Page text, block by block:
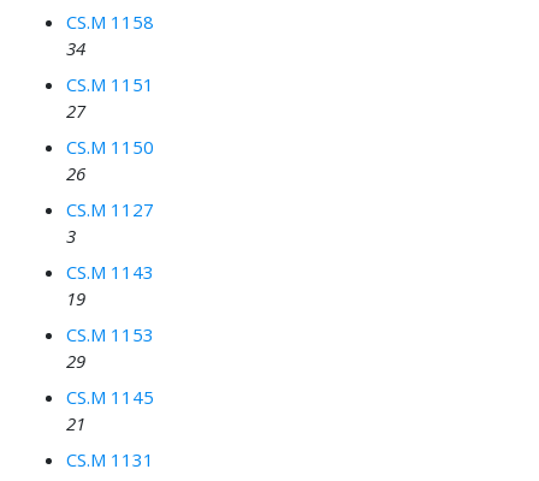
CS.M 1158
34
CS.M 1151
27
CS.M 1150
26
CS.M 1127
3
CS.M 1143
19
CS.M 1153
29
CS.M 1145
21
CS.M 1131